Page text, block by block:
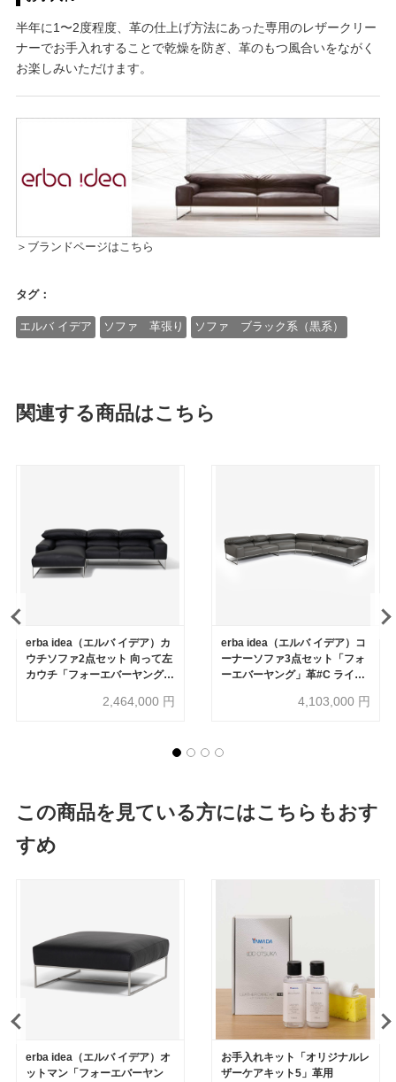
半年に1〜2度程度、革の仕上げ方法にあった専用のレザークリー
ナーでお手入れすることで乾燥を防ぎ、革のもつ風合いをながく
お楽しみいただけます。
＞ブランドページはこちら
タグ：
エルバ イデア ソファ 革張り ソファ ブラック系（黒系）
関連する商品はこちら
erba idea（エルバ イデア）カ
ウチソファ2点セット 向って左
カウチ「フォーエバーヤング」
2,464,000 円
erba idea（エルバ イデア）コ
ーナーソファ3点セット「フォ
ーエバーヤング」革#C ライト
4,103,000 円
この商品を見ている方にはこちらもおす
すめ
erba idea（エルバ イデア）オ
ットマン「フォーエバーヤン
お手入れキット「オリジナルレ
ザーケアキット5」革用